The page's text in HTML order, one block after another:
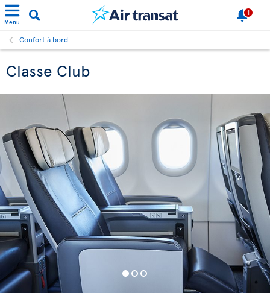
Menu
1
Confort à bord
Classe Club